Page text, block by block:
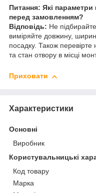
Питання: Які параметри
перед замовленням?
Відповідь: Не
виміряйте довжину,
посадку. Також
та стан отвору в місці
Приховати
Характеристики
Основні
Виробник
Користувальницькі
Код товару
Марка